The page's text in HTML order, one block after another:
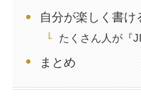
自分が楽しく書け
たくさん人が『
まとめ